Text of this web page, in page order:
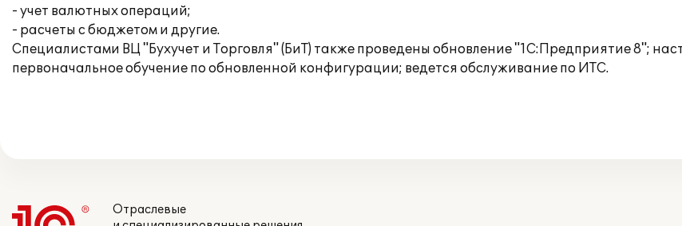
- учет валютных операций;
- расчеты с бюджетом и другие.
Специалистами ВЦ "Бухучет и Торговля" (БиТ) также проведены обновление "1С:Предприятие 8";
первоначальное обучение по обновленной конфигурации; ведется обслуживание по ИТС.
Отраслевые